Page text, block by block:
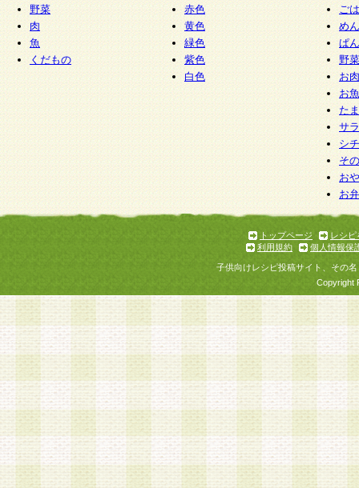
野菜
肉
魚
くだもの
赤色
黄色
緑色
紫色
白色
ご
めん
ぱん
野
お
お
た
サ
シ
そ
お
お
トップページ
レシピ
利用規約
個人情報保
子供向けレシピ投稿サイト、その
Copyright